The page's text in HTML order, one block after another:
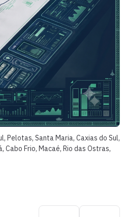
Pelotas, Santa Maria, Caxias do Sul,
Cabo Frio, Macaé, Rio das Ostras,